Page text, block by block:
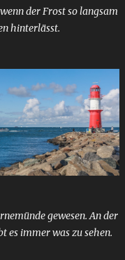
der Frost so langsam
hinterlässt.
gewesen. An der
es immer was zu sehen.